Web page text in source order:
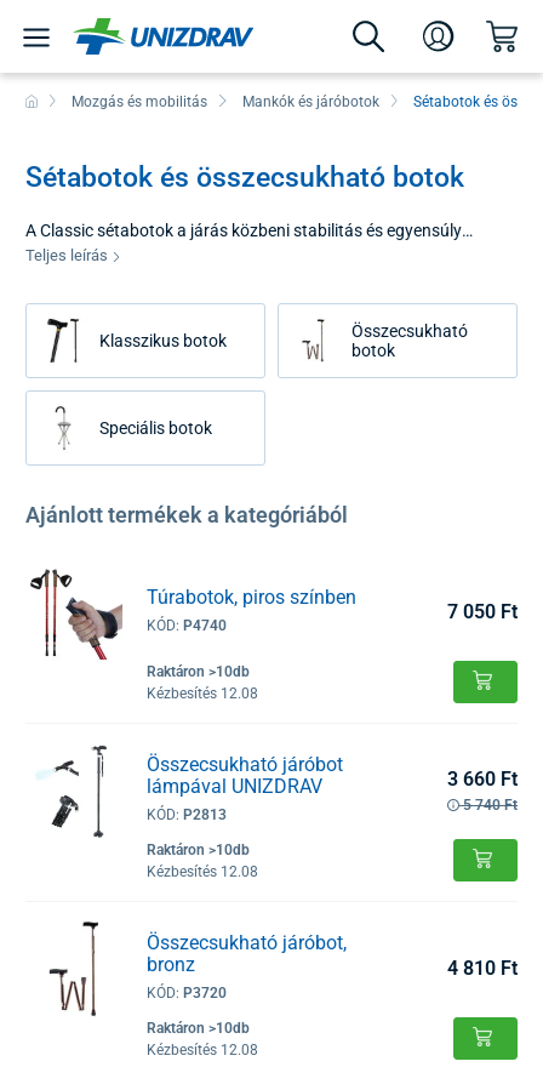
Mozgás és mobilitás Mankók és járóbotok Sétabotok és
Sétabotok és összecsukható botok
A Classic sétabotok a járás közbeni stabilitás és egyensúly
mechanikus támogatásának hagyományos megoldásait
támaszpontot biztosítsanak a felhasználónak, és elősegítsék a
testsúly jobb elosztását. A klasszikus sétabotokat egyszerű és
egyértelmű kialakítás jellemzi, amely a tenyérről a talajra történő
megbízható nyomásátvitelre összpontosít.
Teljes leírás
Klasszikus botok
Összecsukható
botok
Speciális botok
Ajánlott termékek a kategóriából
Túrabotok, piros színben
KÓD: P4740
Raktáron >10db
Kézbesítés 12.08
7 050 Ft
Összecsukható járóbot
lámpával UNIZDRAV
KÓD: P2813
Raktáron >10db
Kézbesítés 12.08
3 660 Ft
5 740 Ft
Összecsukható járóbot,
bronz
KÓD: P3720
Raktáron >10db
Kézbesítés 12.08
4 810 Ft